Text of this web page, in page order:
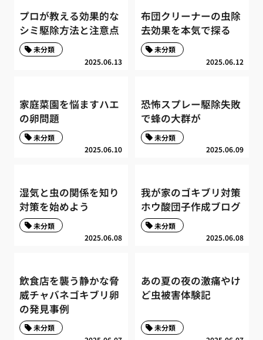
プロが教える効果的な
シミ駆除方法と注意点
2025.06.13
未分類
布団クリーナーの虫除
去効果を本気で探る
2025.06.12
未分類
家庭菜園を悩ますハエ
の卵問題
2025.06.10
未分類
恐怖スプレー駆除失敗
で蜂の大群が
2025.06.09
未分類
湿気と虫の関係を知り
対策を始めよう
2025.06.08
未分類
我が家のゴキブリ対策
ホウ酸団子作成ブログ
2025.06.08
未分類
飲食店を襲う静かな脅
威チャバネゴキブリ卵
の発見事例
未分類
あの夏の夜の激痛やけ
ど虫被害体験記
未分類